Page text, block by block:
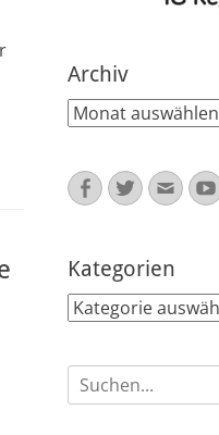
Archiv
Archiv
Facebook
Twitter
E-
Mail
Kategorien
Kategorien
Suche
nach: